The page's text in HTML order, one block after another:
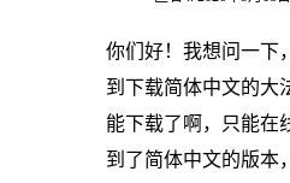
你们好！我想问一下
到下载简体中文的大
能下载了啊，只能在
到了简体中文的版本